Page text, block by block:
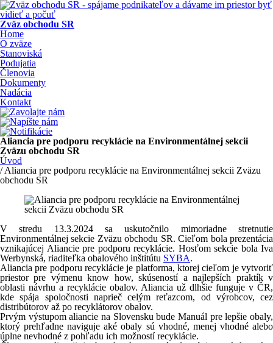
Zväz obchodu SR
Home
O zväze
Stanoviská
Podujatia
Členovia
Dokumenty
Nadácia
Kontakt
Aliancia pre podporu recyklácie na Environmentálnej sekcii
Zväzu obchodu SR
Úvod
/ Aliancia pre podporu recyklácie na Environmentálnej sekcii Zväzu
obchodu SR
V stredu 13.3.2024 sa uskutočnilo mimoriadne stretnutie
Environmentálnej sekcie Zväzu obchodu SR. Cieľom bola prezentácia
vznikajúcej Aliancie pre podporu recyklácie. Hosťom sekcie bola Iva
Werbynská, riaditeľka obalového inštitútu SYBA.
Aliancia pre podporu recyklácie je platforma, ktorej cieľom je vytvoriť
priestor pre výmenu know how, skúseností a najlepších praktík v
oblasti návrhu a recyklácie obalov. Aliancia už dlhšie funguje v ČR,
kde spája spoločnosti naprieč celým reťazcom, od výrobcov, cez
distribútorov až po recyklátorov obalov.
Prvým výstupom aliancie na Slovensku bude Manuál pre lepšie obaly,
ktorý prehľadne naviguje aké obaly sú vhodné, menej vhodné alebo
úplne nevhodné z pohľadu ich možností recyklácie.